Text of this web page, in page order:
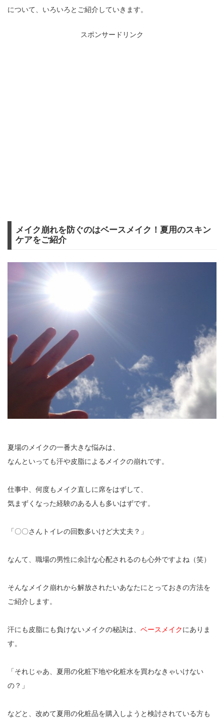
について、いろいろとご紹介していきます。
スポンサードリンク
メイク崩れを防ぐのはベースメイク！夏用のスキン
ケアをご紹介
夏場のメイクの一番大きな悩みは、
なんといっても汗や皮脂によるメイクの崩れです。
仕事中、何度もメイク直しに席をはずして、
気まずくなった経験のある人も多いはずです。
「〇〇さんトイレの回数多いけど大丈夫？」
なんて、職場の男性に余計な心配されるのも心外ですよね（笑）
そんなメイク崩れから解放されたいあなたにとっておきの方法を
ご紹介します。
汗にも皮脂にも負けないメイクの秘訣は、 ベースメイクにありま
す。
「それじゃあ、夏用の化粧下地や化粧水を買わなきゃいけない
の？」
などと、改めて夏用の化粧品を購入しようと検討されている方も